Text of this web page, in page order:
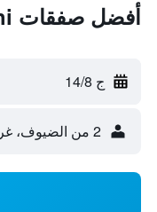
أفضل صفقات Hotel Kichi
ج 14/8
2 من الضيوف، غرفة واحدة